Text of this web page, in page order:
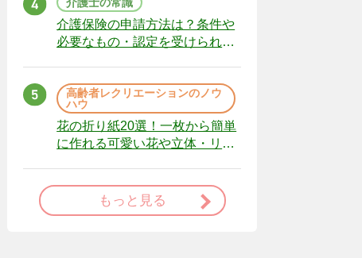
介護保険の申請方法は？条件や
必要なもの・認定を受けられな
高齢者レクリエーションのノウ
ハウ
花の折り紙20選！一枚から簡単
に作れる可愛い花や立体・リー
もっと見る